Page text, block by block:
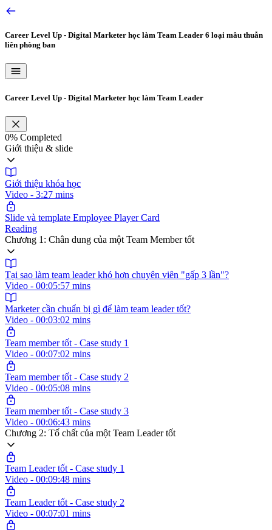
Career Level Up - Digital Marketer học làm Team Leader 6 loại mâu thuẫn
liên phòng ban
Career Level Up - Digital Marketer học làm Team Leader
0% Completed
Giới thiệu & slide
Giới thiệu khóa học
Video - 3:27 mins
Slide và template Employee Player Card
Reading
Chương 1: Chân dung của một Team Member tốt
Tại sao làm team leader khó hơn chuyên viên "gấp 3 lần"?
Video - 00:05:57 mins
Marketer cần chuẩn bị gì để làm team leader tốt?
Video - 00:03:02 mins
Team member tốt - Case study 1
Video - 00:07:02 mins
Team member tốt - Case study 2
Video - 00:05:08 mins
Team member tốt - Case study 3
Video - 00:06:43 mins
Chương 2: Tố chất của một Team Leader tốt
Team Leader tốt - Case study 1
Video - 00:09:48 mins
Team Leader tốt - Case study 2
Video - 00:07:01 mins